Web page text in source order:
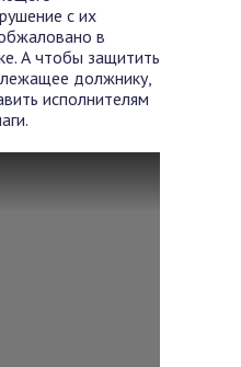
с их
в
А чтобы защитить
должнику,
исполнителям